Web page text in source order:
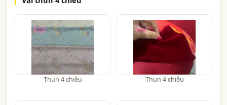
Thun 4 chiều Thun 4 chiều